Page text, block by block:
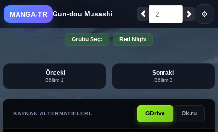
MANGA-TR Gun-dou Musashi 2 ⚙
Grubu Seç: Red Night
Önceki
Bölüm 1
Sonraki
Bölüm 3
KAYNAK ALTERNATIFLERI: GDrive Ok.ru